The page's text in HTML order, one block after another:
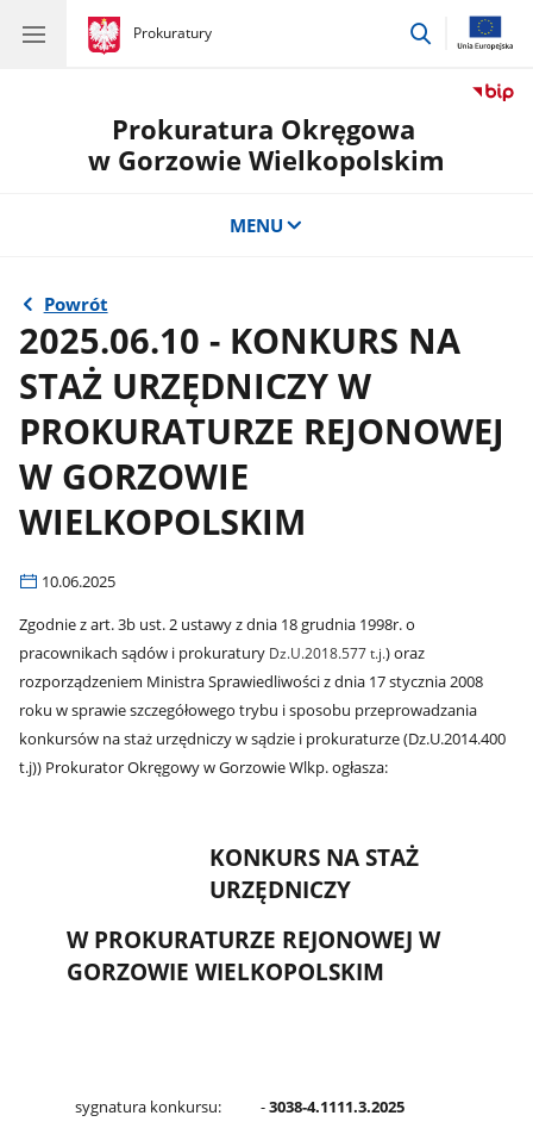
gov.pl
Prokuratury
gov.pl
Prokuratury
przejdź
Prokuratura Okręgowa
w Gorzowie Wielkopolskim
MENU
Powrót
2025.06.10 - KONKURS NA
STAŻ URZĘDNICZY W
PROKURATURZE REJONOWEJ
W GORZOWIE
WIELKOPOLSKIM
10.06.2025
Zgodnie z art. 3b ust. 2 ustawy z dnia 18 grudnia 1998r. o
pracownikach sądów i prokuratury Dz.U.2018.577 t.j.) oraz
rozporządzeniem Ministra Sprawiedliwości z dnia 17 stycznia 2008
roku w sprawie szczegółowego trybu i sposobu przeprowadzania
konkursów na staż urzędniczy w sądzie i prokuraturze (Dz.U.2014.400
t.j)) Prokurator Okręgowy w Gorzowie Wlkp. ogłasza:
KONKURS NA STAŻ
URZĘDNICZY
W PROKURATURZE REJONOWEJ W
GORZOWIE WIELKOPOLSKIM
sygnatura konkursu: -3038-4.1111.3.2025